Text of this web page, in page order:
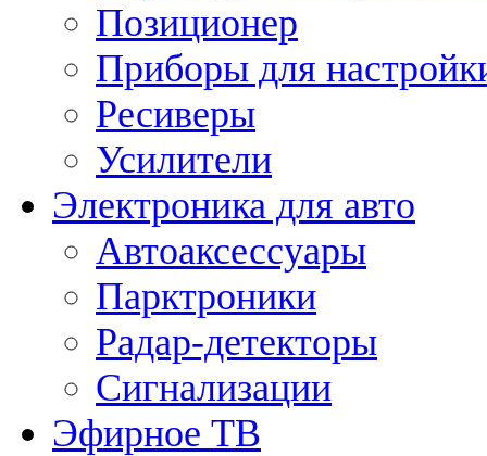
Позиционер
Приборы для
Ресиверы
Усилители
Электроника для авто
Автоаксессуары
Парктроники
Радар-детекторы
Сигнализации
Эфирное ТВ